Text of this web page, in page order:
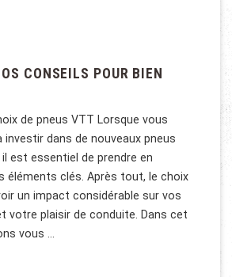
CONSEILS POUR BIEN
de pneus VTT Lorsque vous
investir dans de nouveaux pneus
est essentiel de prendre en
éléments clés. Après tout, le choix
un impact considérable sur vos
votre plaisir de conduite. Dans cet
vous …
VTT : NOS CONSEILS POUR BIEN CHOISIR